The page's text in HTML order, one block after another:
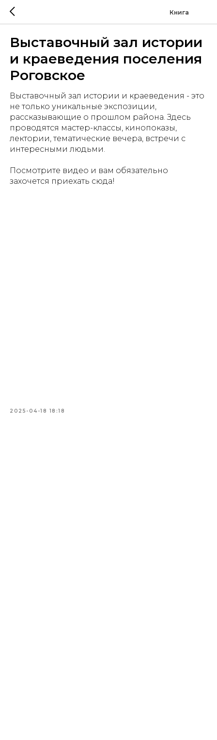
Книга
Выставочный зал истории
и краеведения поселения
Роговское
Выставочный зал истории и краеведения - это
не только уникальные экспозиции,
рассказывающие о прошлом района. Здесь
проводятся мастер-классы, кинопоказы,
лектории, тематические вечера, встречи с
интересными людьми.
Посмотрите видео и вам обязательно
захочется приехать сюда!
2025-04-18 18:18